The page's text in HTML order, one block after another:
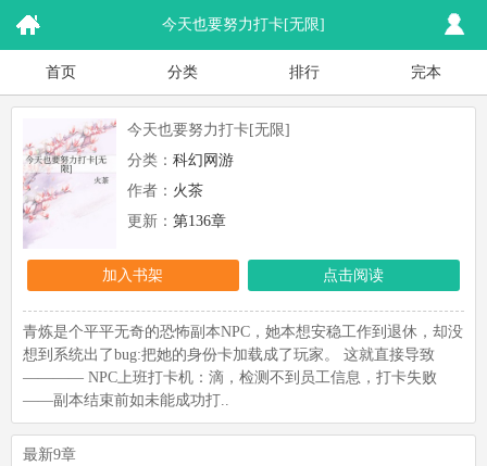
今天也要努力打卡[无限]
首页 分类 排行 完本
今天也要努力打卡[无限]
分类： 科幻网游
作者： 火茶
更新： 第136章
加入书架 点击阅读
青炼是个平平无奇的恐怖副本NPC，她本想安稳工作到退休，却没
想到系统出了bug:把她的身份卡加载成了玩家。 这就直接导致
———— NPC上班打卡机：滴，检测不到员工信息，打卡失败
——副本结束前如未能成功打..
最新9章